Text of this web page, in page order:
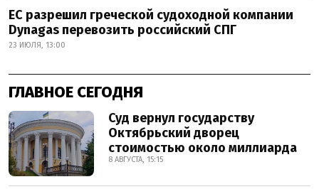
ЕС разрешил греческой судоходной компании
Dynagas перевозить российский СПГ
23 ИЮЛЯ, 13:00
ГЛАВНОЕ СЕГОДНЯ
Суд вернул государству
Октябрьский дворец
стоимостью около миллиарда
8 АВГУСТА, 15:15